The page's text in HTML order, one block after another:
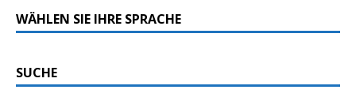
WÄHLEN SIE IHRE SPRACHE
SUCHE